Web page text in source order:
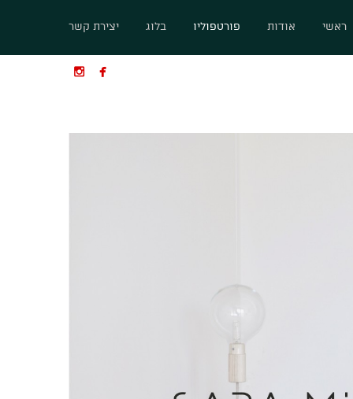
ראשי אודות פורטפוליו בלוג יצירת קשר

